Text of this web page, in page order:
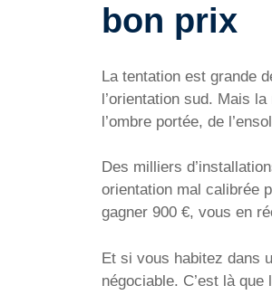
bon prix
La tentation est grande
l’orientation sud. Mais
l’ombre portée, de
Des milliers
orientation mal calibrée
gagner 900 €, vous en
Et si vous habitez dans
négociable. C’est là